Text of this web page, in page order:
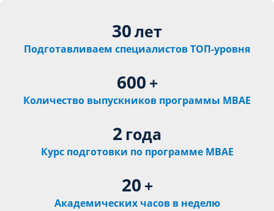
30лет
Подготавливаем специалистов ТОП-уровня
600 +
Количество выпускников программы МВАЕ
2 года
Курс подготовки по программе МBАE
20 +
Академических часов в неделю